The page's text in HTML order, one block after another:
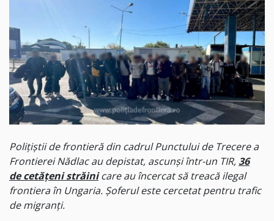
Poliţiştii de frontieră din cadrul Punctului de Trecere a
Frontierei Nădlac au depistat, ascunși într-un TIR,36
decetăţeni străini care au încercat să treacă ilegal
frontiera în Ungaria. Șoferul este cercetat pentru trafic
de migranți.